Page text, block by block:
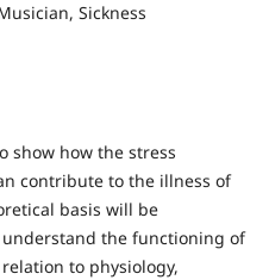
Sickness
show how the stress
contribute to the illness of
basis will be
the functioning of
to physiology,